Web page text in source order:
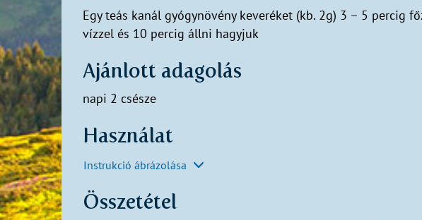
Egy teás kanál gyógynövény keveréket (kb. 2g) 3 – 5 percig
vízzel és 10 percig állni hagyjuk
Ajánlott adagolás
napi 2 csésze
Használat
Instrukció ábrázolása
Összetétel